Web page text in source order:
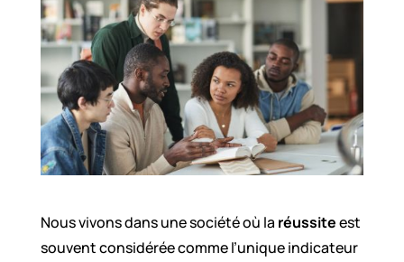
Nous vivons dans une société où la réussiteest
souvent considérée comme l’unique indicateur